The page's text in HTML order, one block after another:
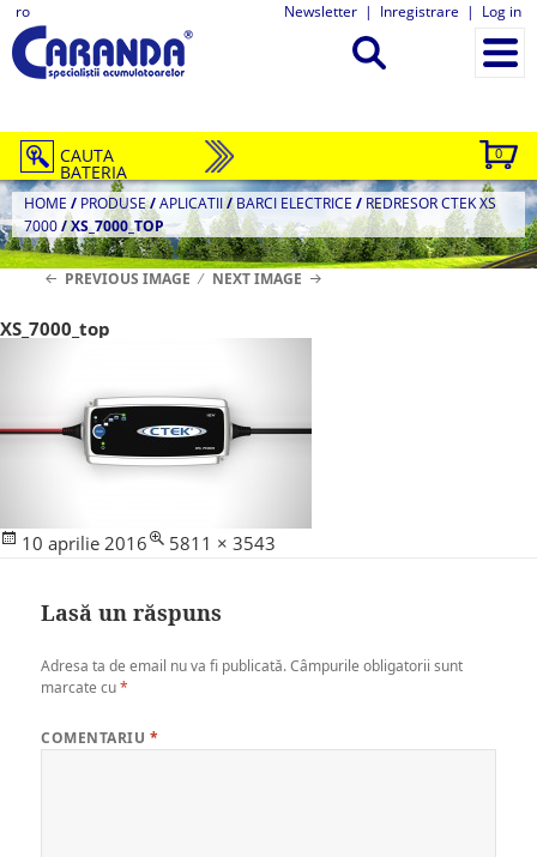
ro Newsletter | Inregistrare | Log in
0
CAUTA
BATERIA
HOME / PRODUSE/APLICATII/BARCI ELECTRICE / REDRESOR CTEK XS
7000/XS_7000_TOP
PREVIOUS IMAGE NEXT IMAGE
XS_7000_top
Posted
10 aprilie 2016
Full
5811 × 3543
Lasă un răspuns
Adresa ta de email nu va fi publicată. Câmpurile obligatorii sunt
marcate cu*
COMENTARIU *